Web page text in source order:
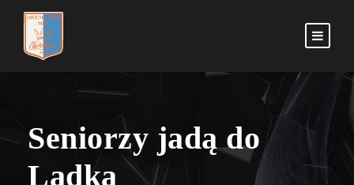
Seniorzy jadą do
Lądka